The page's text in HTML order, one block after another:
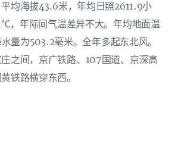
均海拔43.6米，年均日照2611.9小
，年际间气温差异不大。年均地面温
量为503.2毫米。全年多起东北风。
之间，京广铁路、107国道、京深高
铁路横穿东西。